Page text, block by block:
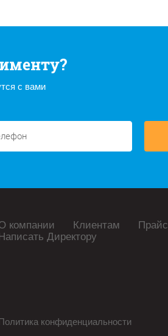
с вами
компании Клиентам Прайс
Директору
конфиденциальности